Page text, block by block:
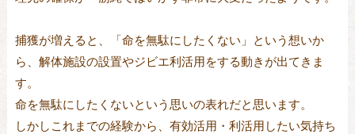
捕獲が増えると、「命を無駄にしたくない」という想いか
ら、解体施設の設置やジビエ利活用をする動きが出てきま
す。
命を無駄にしたくないという思いの表れだと思います。
しかしこれまでの経験から、有効活用・利活用したい気持ち